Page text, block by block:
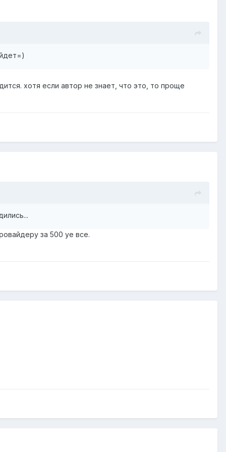
хотя если автор не знает, что это, то проще
за 500 уе все.